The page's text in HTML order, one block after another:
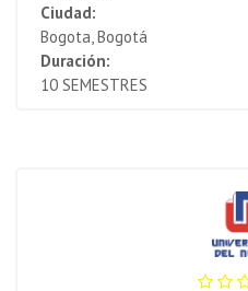
Ciudad:
Bogota, Bogotá
Duración:
10 SEMESTRES